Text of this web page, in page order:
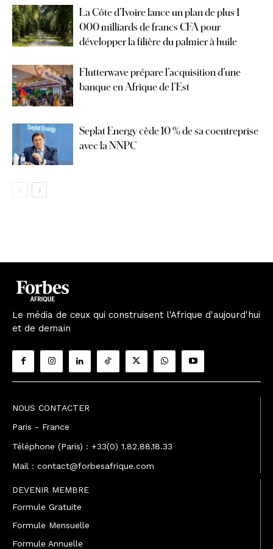
La Côte d’Ivoire lance un plan de plus 1
000 milliards de francs CFA pour
développer la filière du palmier à huile
Flutterwave prépare l’acquisition d’une
banque en Afrique de l’Est
Seplat Energy cède 10 % de sa coentreprise
avec la NNPC
Le média de ceux qui construisent l'Afrique d'aujourd'hui
et de demain
NOUS CONTACTER
Paris - France
Téléphone (Paris) : +33(0) 1.82.88.18.33
Mail : contact@forbesafrique.com
DEVENIR MEMBRE
Formule Gratuite
Formule Mensuelle
Formule Annuelle